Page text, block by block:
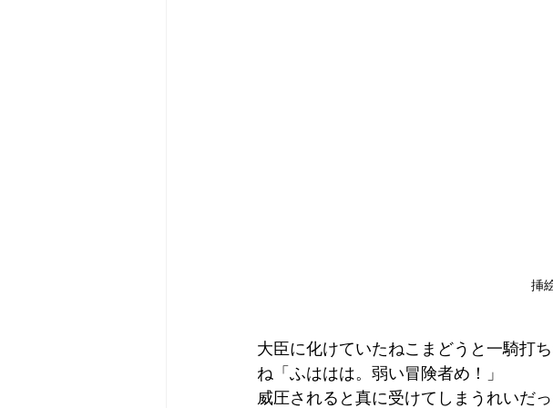
挿
大臣に化けていたねこまどうと一騎打ち
ね「ふははは。弱い冒険者め！」
威圧されると真に受けてしまうれいだ